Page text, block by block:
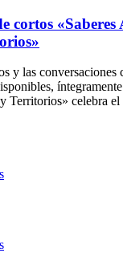
cortos «Saberes
y las conversaciones
Territorios» celebra